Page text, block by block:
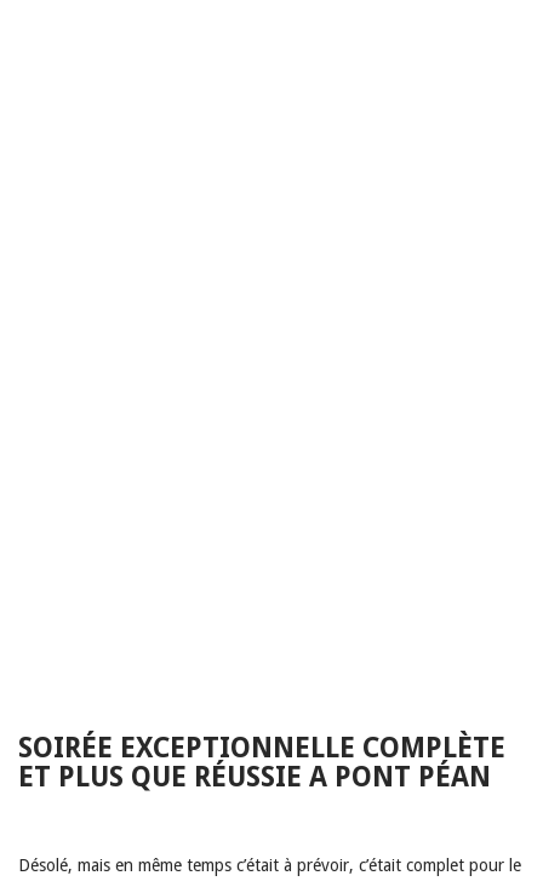
SOIRÉE EXCEPTIONNELLE COMPLÈTE
ET PLUS QUE RÉUSSIE A PONT PÉAN
Désolé, mais en même temps c’était à prévoir, c’était complet pour le